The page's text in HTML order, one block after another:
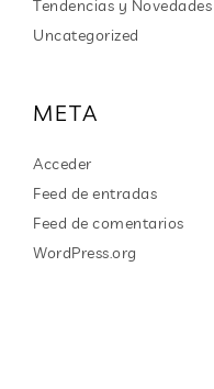
Tendencias y
Uncategorized
META
Acceder
Feed de entradas
Feed de comentarios
WordPress.org